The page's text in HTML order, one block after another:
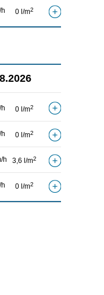
0 l/m2
0 l/m2
0 l/m2
h 3,6 l/m2
0 l/m2